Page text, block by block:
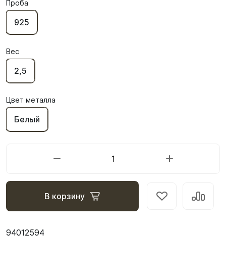
Проба
925
Вес
2,5
Цвет металла
Белый
В корзину
94012594